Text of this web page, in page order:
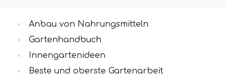
Anbau von Nahrungsmitteln
Gartenhandbuch
Innengartenideen
Beste und oberste Gartenarbeit